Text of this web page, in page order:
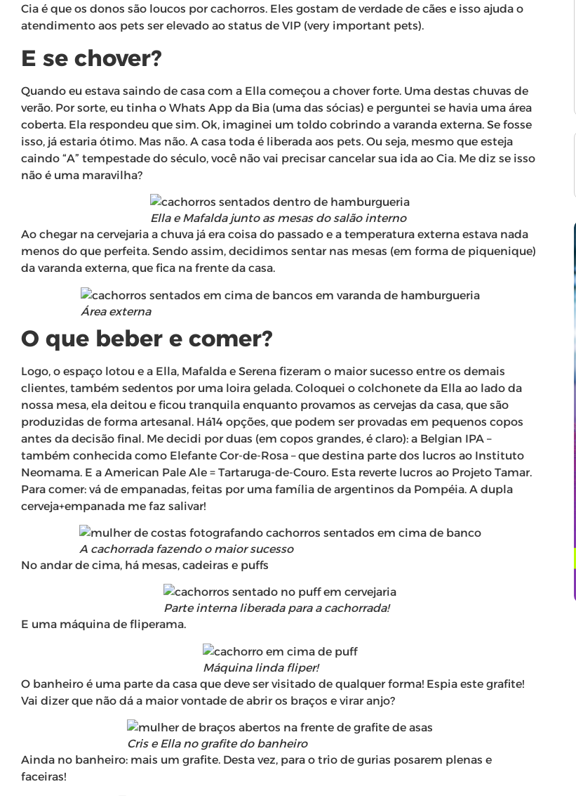
Cia é que os donos são loucos por cachorros. Eles gostam de verdade de cães e isso ajuda o
atendimento aos pets ser elevado ao status de VIP (very important pets).
E se chover?
Quando eu estava saindo de casa com a Ella começou a chover forte. Uma destas chuvas de
verão. Por sorte, eu tinha o Whats App da Bia (uma das sócias) e perguntei se havia uma área
coberta. Ela respondeu que sim. Ok, imaginei um toldo cobrindo a varanda externa. Se fosse
isso, já estaria ótimo. Mas não. A casa toda é liberada aos pets. Ou seja, mesmo que esteja
caindo “A” tempestade do século, você não vai precisar cancelar sua ida ao Cia. Me diz se isso
não é uma maravilha?
Ella e Mafalda junto as mesas do salão interno
Ao chegar na cervejaria a chuva já era coisa do passado e a temperatura externa estava nada
menos do que perfeita. Sendo assim, decidimos sentar nas mesas (em forma de piquenique)
da varanda externa, que fica na frente da casa.
Área externa
O que beber e comer?
Logo, o espaço lotou e a Ella, Mafalda e Serena fizeram o maior sucesso entre os demais
clientes, também sedentos por uma loira gelada. Coloquei o colchonete da Ella ao lado da
nossa mesa, ela deitou e ficou tranquila enquanto provamos as cervejas da casa, que são
produzidas de forma artesanal. Há14 opções, que podem ser provadas em pequenos copos
antes da decisão final. Me decidi por duas (em copos grandes, é claro): a Belgian IPA –
também conhecida como Elefante Cor-de-Rosa – que destina parte dos lucros ao Instituto
Neomama. E a American Pale Ale = Tartaruga-de-Couro. Esta reverte lucros ao Projeto Tamar.
Para comer: vá de empanadas, feitas por uma família de argentinos da Pompéia. A dupla
cerveja+empanada me faz salivar!
A cachorrada fazendo o maior sucesso
No andar de cima, há mesas, cadeiras e puffs
Parte interna liberada para a cachorrada!
E uma máquina de fliperama.
Máquina linda fliper!
O banheiro é uma parte da casa que deve ser visitado de qualquer forma! Espia este grafite!
Vai dizer que não dá a maior vontade de abrir os braços e virar anjo?
Cris e Ella no grafite do banheiro
Ainda no banheiro: mais um grafite. Desta vez, para o trio de gurias posarem plenas e
faceiras!